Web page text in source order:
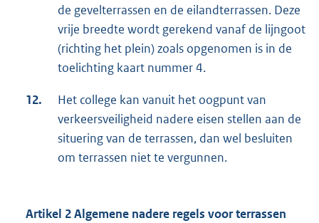
de gevelterrassen en de eilandterrassen. Deze
vrije breedte wordt gerekend vanaf de lijngoot
(richting het plein) zoals opgenomen is in de
toelichting kaart nummer 4.
12.
Het college kan vanuit het oogpunt van
verkeersveiligheid nadere eisen stellen aan de
situering van de terrassen, dan wel besluiten
om terrassen niet te vergunnen.
Artikel 2 Algemene nadere regels voor terrassen